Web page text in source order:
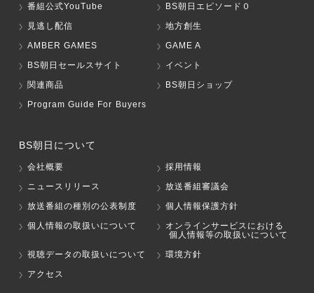
番組公式YouTube
BS朝日エピソード０
見逃し配信
地方創生
AMBER GAMES
GAME A
BS朝日セールスサイト
イベント
関連商品
BS朝日ショップ
Program Guide For Buyers
BS朝日について
会社概要
採用情報
ニュースリリース
放送番組審議会
放送番組の種別の公表制度
個人情報保護方針
個人情報の取扱いについて
オンラインサービスにおける
個人情報等の取扱いについて
視聴データの取扱いについて
環境方針
アクセス